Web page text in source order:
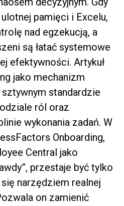
pamięci i Excelu,
nad egzekucją, a
są łatać systemowe
efektywności. Artykuł
jako mechanizm
standardzie
ról oraz
wykonania zadań. W
Onboarding,
Central jako
przestaje być tylko
narzędziem realnej
on zamienić